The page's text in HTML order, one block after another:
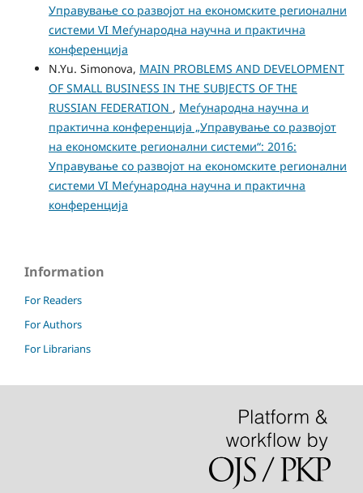
Управување со развојот на економските регионални
системи VI Меѓународна научна и практична
конференција
N.Yu. Simonova, MAIN PROBLEMS AND DEVELOPMENT
OF SMALL BUSINESS IN THE SUBJECTS OF THE
RUSSIAN FEDERATION , Меѓународна научна и
практична конференција „Управување со развојот
на економските регионални системи“: 2016:
Управување со развојот на економските регионални
системи VI Меѓународна научна и практична
конференција
Information
For Readers
For Authors
For Librarians